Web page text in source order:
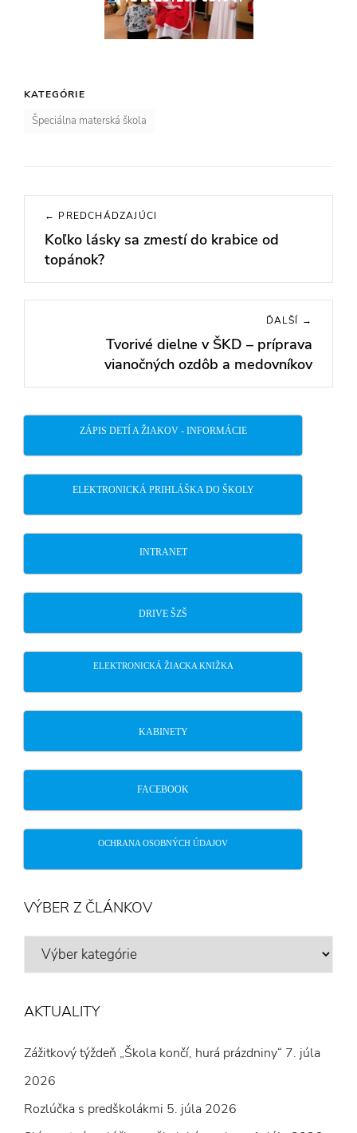
KATEGÓRIE
Špeciálna materská škola
Navigácia
článku
← PREDCHÁDZAJÚCI
Previous
post:
Koľko lásky sa zmestí do krabice od
topánok?
ĎALŠÍ →
Tvorivé dielne v ŠKD – príprava
vianočných ozdôb a medovníkov
ZÁPIS DETÍ A ŽIAKOV - INFORMÁCIE
ELEKTRONICKÁ PRIHLÁŠKA DO ŠKOLY
INTRANET
DRIVE ŠZŠ
ELEKTRONICKÁ ŽIACKA KNIŽKA
KABINETY
FACEBOOK
OCHRANA OSOBNÝCH ÚDAJOV
VÝBER Z ČLÁNKOV
VÝBER
AKTUALITY
Zážitkový týždeň „Škola končí, hurá prázdniny“ 7. júla
2026
Rozlúčka s predškolákmi 5. júla 2026